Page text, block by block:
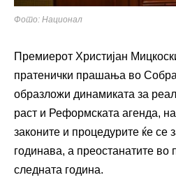
Фото: Национал
Премиерот Христијан
пратенички прашања во
образложи динамиката за
раст и Реформската агенда,
законите и процедурите ќе се
годинава, а преостанатите во
следната година.